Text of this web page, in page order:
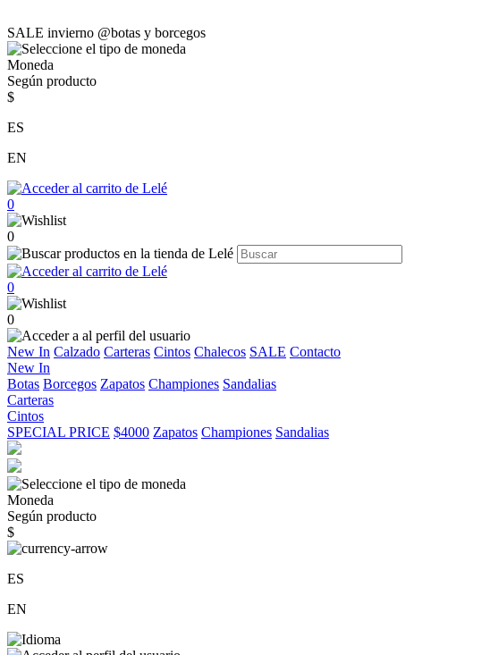
SALE invierno @botas y borcegos
Moneda
Según producto
$
ES
EN
0
0
0
0
New In Calzado Carteras Cintos Chalecos SALE Contacto
New In
Botas Borcegos Zapatos Championes Sandalias
Carteras
Cintos
SPECIAL PRICE $4000 Zapatos Championes Sandalias
Moneda
Según producto
$
ES
EN